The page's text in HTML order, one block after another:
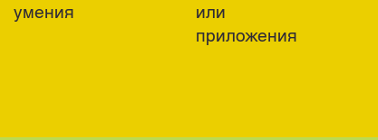
умения
или
приложения